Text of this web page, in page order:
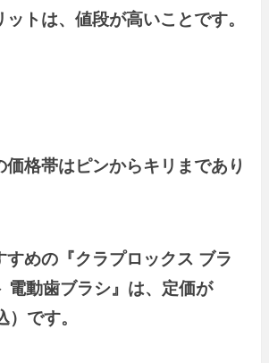
トは、値段が高いことです。
価格帯はピンからキリまであり
めの『クラプロックス ブラ
電動歯ブラシ』は、定価が
です。